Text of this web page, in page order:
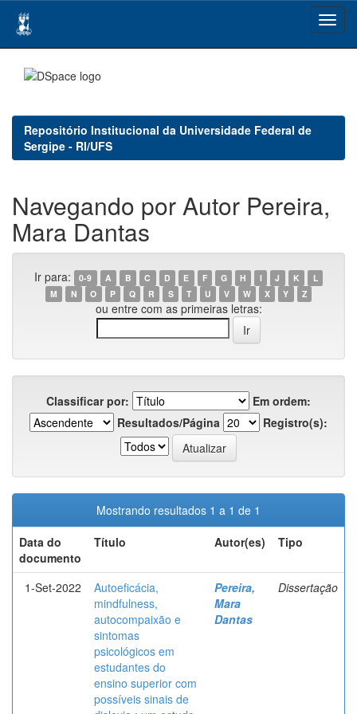
navigation
Repositório Institucional da Universidade Federal de
Sergipe - RI/UFS
Navegando por Autor Pereira,
Mara Dantas
Ir para: 0-9 A B C D E F G H I J K
L
M
N O P Q R S T U V W X Y Z
ou entre com as primeiras letras:
Classificar por:
Em ordem:
Resultados/Página
Registro(s):
Mostrando resultados 1 a 1 de 1
Data do
documento
Título Autor(es) Tipo
1-Set-2022
Autoeficácia,
mindfulness,
autocompaixão e
sintomas
psicológicos em
estudantes do
ensino superior com
possíveis sinais de
Pereira,
Mara
Dantas
Dissertação